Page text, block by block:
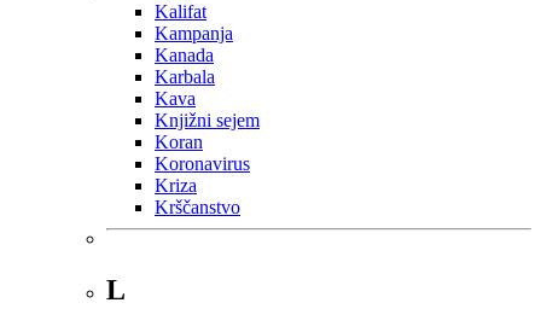
Kalifat
Kampanja
Kanada
Karbala
Kava
Knjižni sejem
Koran
Koronavirus
Kriza
Krščanstvo
L